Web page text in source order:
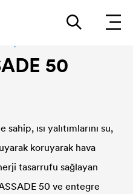
50
ısı yalıtımlarını su,
koruyarak hava
tasarrufu sağlayan
50 ve entegre